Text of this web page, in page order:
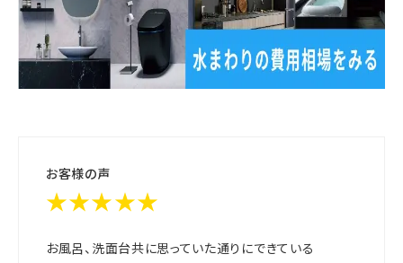
お客様の声
★★★★★
お風呂、洗面台共に思っていた通りにできている